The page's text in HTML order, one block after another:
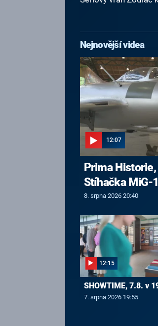
Nejnovější videa
12:07
Prima
Stíhačka MiG-
8. srpna 2026 20:40
12:15
SHOWTIME, 7.8. v
7. srpna 2026 19:55